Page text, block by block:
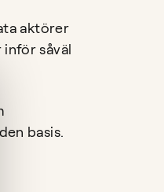
aktörer
såväl
basis.